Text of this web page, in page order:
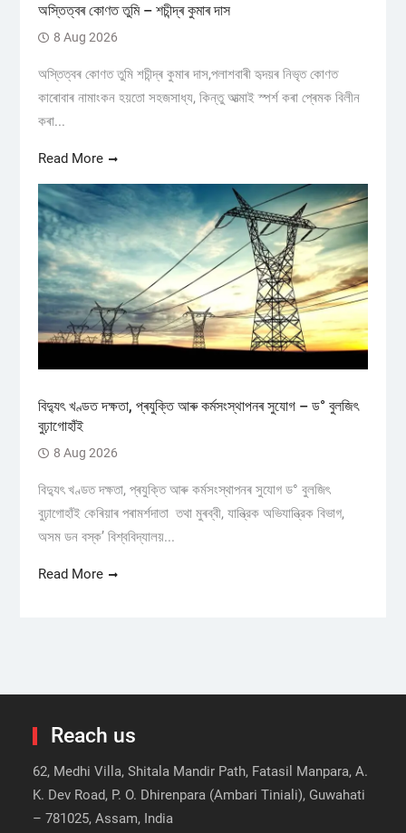
অস্তিত্বৰ কোণত তুমি – শচীন্দ্ৰ কুমাৰ দাস
8 Aug 2026
অস্তিত্বৰ কোণত তুমি শচীন্দ্ৰ কুমাৰ দাস,পলাশবাৰী হৃদয়ৰ নিভৃত কোণত
কাৰোবাৰ নামাংকন হয়তো সহজসাধ্য, কিন্তু আত্মাই স্পৰ্শ কৰা প্ৰেমক বিলীন
কৰা...
Read More
বিদ্যুৎ খণ্ডত দক্ষতা, প্ৰযুক্তি আৰু কৰ্মসংস্থাপনৰ সুযোগ – ড° বুলজিৎ
বুঢ়াগোহাঁই
8 Aug 2026
বিদ্যুৎ খণ্ডত দক্ষতা, প্ৰযুক্তি আৰু কৰ্মসংস্থাপনৰ সুযোগ ড° বুলজিৎ
বুঢ়াগোহাঁই কেৰিয়াৰ পৰামৰ্শদাতা তথা মুৰব্বী, যান্ত্রিক অভিযান্ত্রিক বিভাগ,
অসম ডন বস্ক’ বিশ্ববিদ্যালয়...
Read More
Reach us
62, Medhi Villa, Shitala Mandir Path, Fatasil Manpara, A.
K. Dev Road, P. O. Dhirenpara (Ambari Tiniali), Guwahati
– 781025, Assam, India